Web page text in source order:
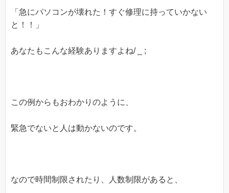
「急にパソコンが壊れた！すぐ修理に持っていかない
と！！」
あなたもこんな経験ありますよね/ _ ;
この例からもおわかりのように、
緊急でないと人は動かないのです。
なので時間制限されたり、人数制限があると、